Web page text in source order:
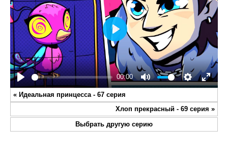
Play
00:00
Mute Settings
Enter
Play
« Идеальная принцесса - 67 серия
Хлоп прекрасный - 69 серия »
Выбрать другую серию